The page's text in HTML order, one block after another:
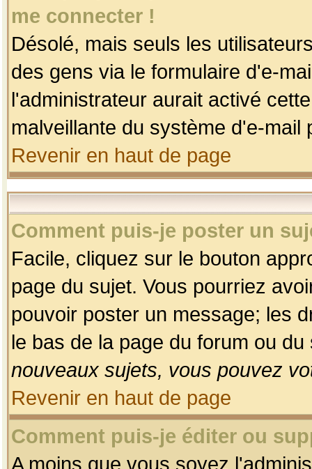
me connecter !
Désolé, mais seuls les
des gens via le formulaire d'e-
l'administrateur aurait activé
malveillante du système d'e-
Revenir en haut de page
Comment puis-je poster un
Facile, cliquez sur le bouton
page du sujet. Vous pourriez
pouvoir poster un message; les
le bas de la page du forum ou
nouveaux sujets, vous pouvez
Revenir en haut de page
Comment puis-je éditer ou
A moins que vous soyez